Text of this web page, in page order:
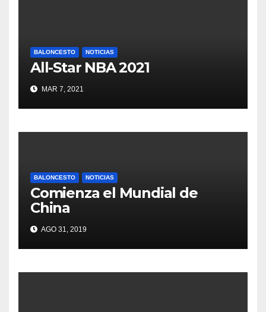
BALONCESTO NOTICIAS
All-Star NBA 2021
MAR 7, 2021
BALONCESTO NOTICIAS
Comienza el Mundial de
China
AGO 31, 2019